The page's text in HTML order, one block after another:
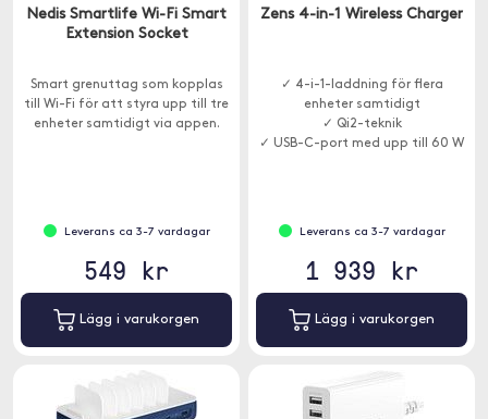
Nedis Smartlife Wi-Fi Smart
Extension Socket
Smart grenuttag som kopplas
till Wi-Fi för att styra upp till tre
enheter samtidigt via appen.
Leverans ca 3-7 vardagar
549 kr
Lägg i varukorgen
Zens 4-in-1 Wireless Charger
✓ 4-i-1-laddning för flera
enheter samtidigt
✓ Qi2-teknik
✓ USB-C-port med upp till 60 W
Leverans ca 3-7 vardagar
1 939 kr
Lägg i varukorgen